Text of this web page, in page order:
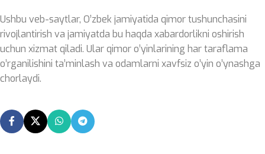
Ushbu veb-saytlar, O’zbek jamiyatida qimor tushunchasini
rivojlantirish va jamiyatda bu haqda xabardorlikni oshirish
uchun xizmat qiladi. Ular qimor o’yinlarining har taraflama
o’rganilishini ta’minlash va odamlarni xavfsiz o’yin o’ynashga
chorlaydi.